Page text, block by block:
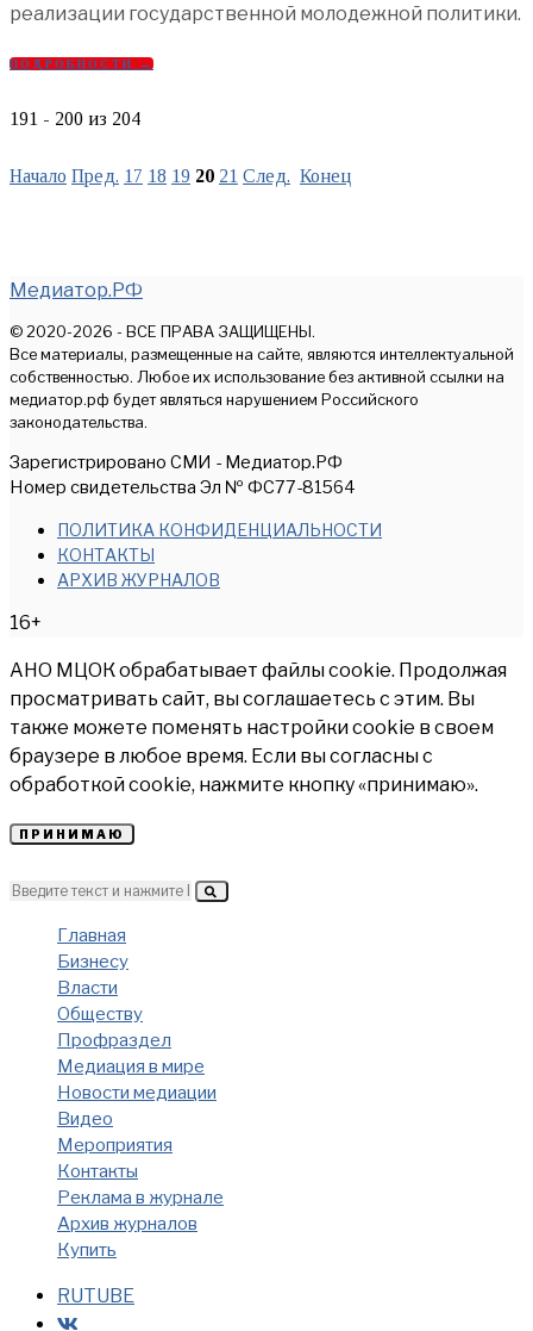
реализации государственной молодежной политики.
ПОДРОБНОСТИ →
191 - 200 из 204
Начало Пред. 17 18 19 20 21 След. Конец
Медиатор.РФ
© 2020-2026 - ВСЕ ПРАВА ЗАЩИЩЕНЫ.
Все материалы, размещенные на сайте, являются интеллектуальной
собственностью. Любое их использование без активной ссылки на
медиатор.рф будет являться нарушением Российского
законодательства.
Зарегистрировано СМИ - Медиатор.РФ
Номер свидетельства Эл № ФС77-81564
ПОЛИТИКА КОНФИДЕНЦИАЛЬНОСТИ
КОНТАКТЫ
АРХИВ ЖУРНАЛОВ
16+
АНО МЦОК обрабатывает файлы cookie. Продолжая
просматривать сайт, вы соглашаетесь с этим. Вы
также можете поменять настройки cookie в своем
браузере в любое время. Если вы согласны с
обработкой cookie, нажмите кнопку «принимаю».
ПРИНИМАЮ
Главная
Бизнесу
Власти
Обществу
Профраздел
Медиация в мире
Новости медиации
Видео
Мероприятия
Контакты
Реклама в журнале
Архив журналов
Купить
RUTUBE